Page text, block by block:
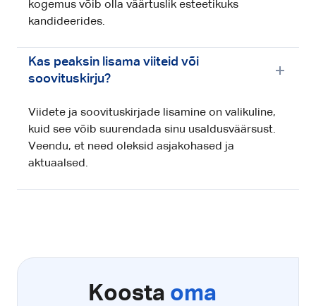
kogemus võib olla väärtuslik esteetikuks
kandideerides.
Kas peaksin lisama viiteid või
soovituskirju?
Viidete ja soovituskirjade lisamine on valikuline,
kuid see võib suurendada sinu usaldusväärsust.
Veendu, et need oleksid asjakohased ja
aktuaalsed.
Koosta oma